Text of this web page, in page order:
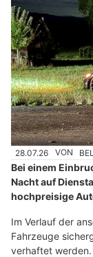
28.07.26 VON
Bei einem
Nacht auf
hochpreisige
Im Verlauf der
Fahrzeuge
verhaftet werden.